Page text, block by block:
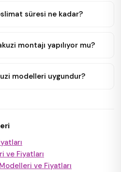
süresi ne kadar?
montajı yapılıyor mu?
modelleri uygundur?
ve Fiyatları
ve Fiyatları